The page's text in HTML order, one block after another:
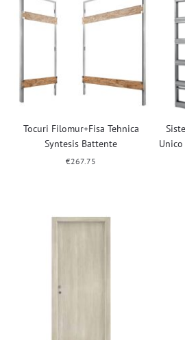
Tocuri Filomur+Fisa Tehnica
Syntesis Battente
€267.75